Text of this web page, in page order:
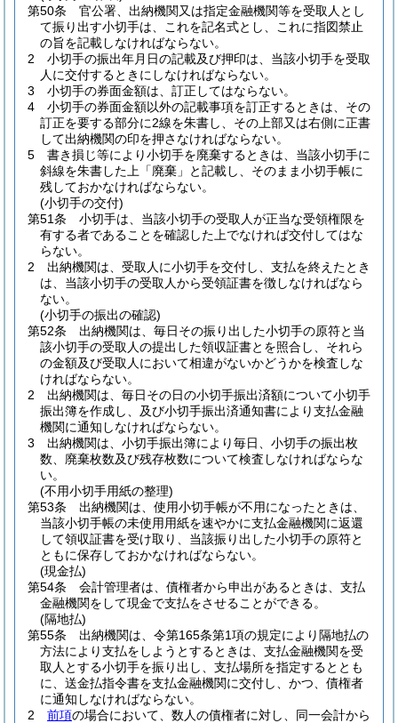
第50条
官公署、出納機関又は指定金融機関等を受取人とし
て振り出す小切手は、これを記名式とし、これに指図禁止
の旨を記載しなければならない。
2
小切手の振出年月日の記載及び押印は、当該小切手を受取
人に交付するときにしなければならない。
3
小切手の券面金額は、訂正してはならない。
4
小切手の券面金額以外の記載事項を訂正するときは、その
訂正を要する部分に2線を朱書し、その上部又は右側に正書
して出納機関の印を押さなければならない。
5
書き損じ等により小切手を廃棄するときは、当該小切手に
斜線を朱書した上「廃棄」と記載し、そのまま小切手帳に
残しておかなければならない。
(小切手の交付)
第51条
小切手は、当該小切手の受取人が正当な受領権限を
有する者であることを確認した上でなければ交付してはな
らない。
2
出納機関は、受取人に小切手を交付し、支払を終えたとき
は、当該小切手の受取人から受領証書を徴しなければなら
ない。
(小切手の振出の確認)
第52条
出納機関は、毎日その振り出した小切手の原符と当
該小切手の受取人の提出した領収証書とを照合し、それら
の金額及び受取人において相違がないかどうかを検査しな
ければならない。
2
出納機関は、毎日その日の小切手振出済額について小切手
振出簿を作成し、及び小切手振出済通知書により支払金融
機関に通知しなければならない。
3
出納機関は、小切手振出簿により毎日、小切手の振出枚
数、廃棄枚数及び残存枚数について検査しなければならな
い。
(不用小切手用紙の整理)
第53条
出納機関は、使用小切手帳が不用になったときは、
当該小切手帳の未使用用紙を速やかに支払金融機関に返還
して領収証書を受け取り、当該振り出した小切手の原符と
ともに保存しておかなければならない。
(現金払)
第54条
会計管理者は、債権者から申出があるときは、支払
金融機関をして現金で支払をさせることができる。
(隔地払)
第55条
出納機関は、令第165条第1項の規定により隔地払の
方法により支払をしようとするときは、支払金融機関を受
取人とする小切手を振り出し、支払場所を指定するととも
に、送金払指令書を支払金融機関に交付し、かつ、債権者
に通知しなければならない。
2
前項の場合において、数人の債権者に対し、同一会計から